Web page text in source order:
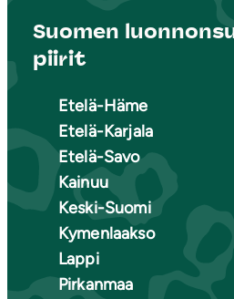
Suomen
piirit
Etelä-Häme
Etelä-Karjala
Etelä-Savo
Kainuu
Keski-Suomi
Kymenlaakso
Lappi
Pirkanmaa